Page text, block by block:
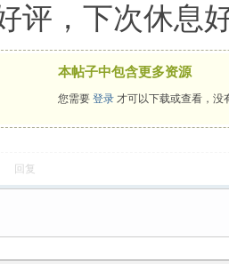
评，下次休息
本帖子中包含更多资源
您需要 登录 才可以下载或查看，没
回复